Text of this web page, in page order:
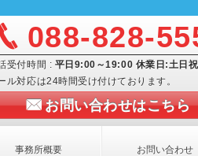
088-828-
受付時間 : 平日9:00～19:00 休業日:土日祝
ル対応は24時間受け付けております。
お問い合わせはこちら
事務所概要 お問い合わせ